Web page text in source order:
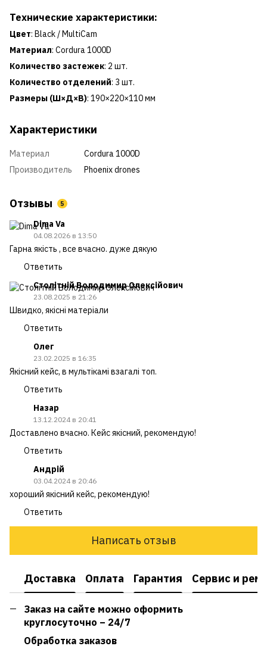
Технические характеристики:
Цвет: Black / MultiCam
Материал: Cordura 1000D
Количество застежек: 2 шт.
Количество отделений: 3 шт.
Размеры (Ш×Д×В): 190×220×110 мм
Характеристики
Материал
Cordura 1000D
Производитель
Phoenix drones
Отзывы 5
Dima Va
04.08.2026 в 13:50
Гарна якість , все вчасно. дуже дякую
Ответить
Столітній Володимир Олексійович
23.08.2025 в 21:26
Швидко, якісні матеріали
Ответить
Олег
23.02.2025 в 16:35
Якісний кейс, в мультікамі взагалі топ.
Ответить
Назар
13.12.2024 в 20:41
Доставлено вчасно. Кейс якісний, рекомендую!
Ответить
Андрій
03.04.2024 в 20:46
хороший якісний кейс, рекомендую!
Ответить
Написать отзыв
Доставка Оплата Гарантия Сервис и
Заказ на сайте можно оформить
круглосуточно – 24/7
Обработка заказов